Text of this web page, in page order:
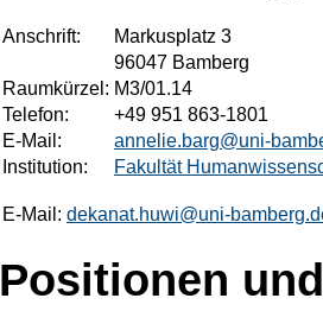
Anschrift:
Markusplatz 3
96047 Bamberg
Raumkürzel: M3/01.14
Telefon:
+49 951 863-1801
E-Mail:
annelie.barg@uni-
Institution:
Fakultät
E-Mail: dekanat.huwi@uni-
Positionen